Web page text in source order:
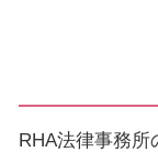
RHA法律事務所